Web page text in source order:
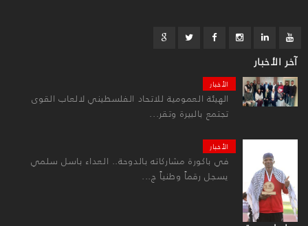
آخر الأخبار
الأخبار
الهيئة العمومية للاتحاد الفلسطيني لالعاب القوى
تجتمع بالبيرة وتقر...
الأخبار
في باكورة مشاركاته بالدوحة.. العداء باسل سلمي
يسجل رقماً وطنياً ج...